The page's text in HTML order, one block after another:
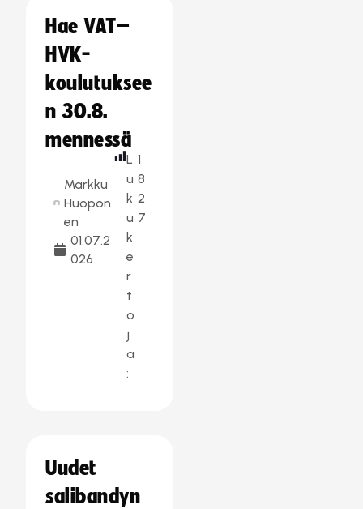
Hae VAT–
HVK-
koulutuksee
n 30.8.
mennessä
Markku
Huopon
en
01.07.2
026
L
u
k
u
k
e
r
t
o
j
a
:
1
8
2
7
Uudet
salibandyn